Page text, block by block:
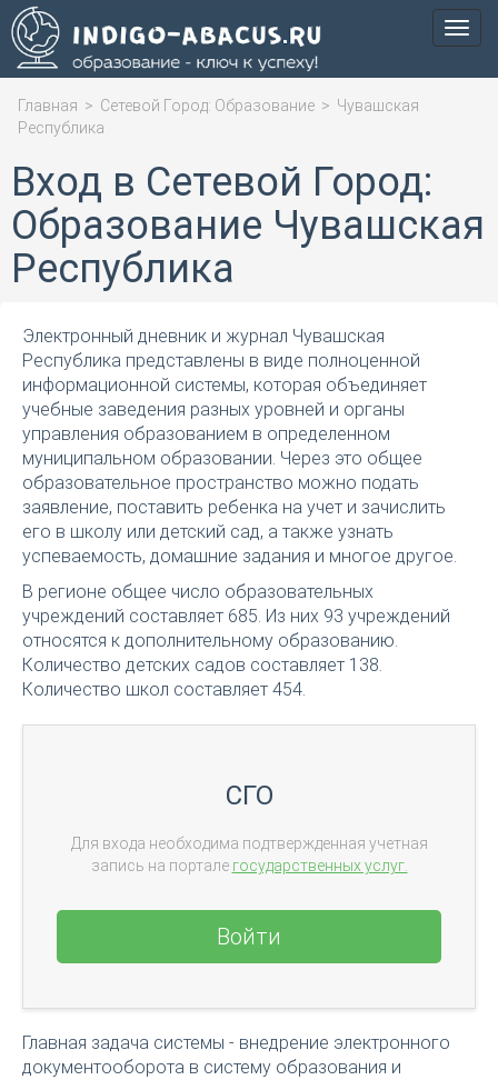
Меню
Главная > Сетевой Город: Образование > Чувашская
Республика
Вход в Сетевой Город:
Образование Чувашская
Республика
Электронный дневник и журнал Чувашская
Республика представлены в виде полноценной
информационной системы, которая объединяет
учебные заведения разных уровней и органы
управления образованием в определенном
муниципальном образовании. Через это общее
образовательное пространство можно подать
заявление, поставить ребенка на учет и зачислить
его в школу или детский сад, а также узнать
успеваемость, домашние задания и многое другое.
В регионе общее число образовательных
учреждений составляет 685. Из них 93 учреждений
относятся к дополнительному образованию.
Количество детских садов составляет 138.
Количество школ составляет 454.
СГО
Для входа необходима подтвержденная учетная
запись на портале государственных услуг.
Войти
Главная задача системы - внедрение электронного
документооборота в систему образования и